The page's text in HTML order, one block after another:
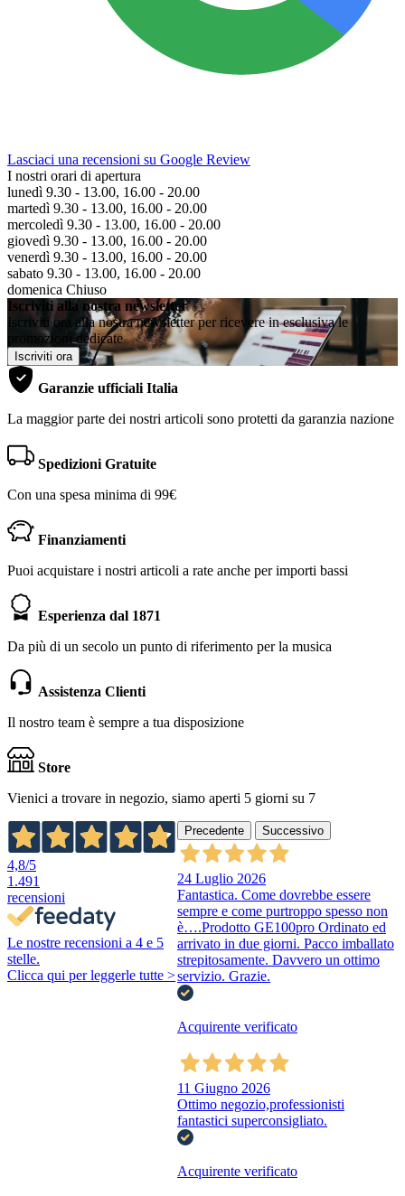
Lasciaci una recensioni su Google Review
I nostri orari di apertura
lunedì 9.30 - 13.00, 16.00 - 20.00
martedì 9.30 - 13.00, 16.00 - 20.00
mercoledì 9.30 - 13.00, 16.00 - 20.00
giovedì 9.30 - 13.00, 16.00 - 20.00
venerdì 9.30 - 13.00, 16.00 - 20.00
sabato 9.30 - 13.00, 16.00 - 20.00
domenica Chiuso
Iscriviti alla nostra newsletter
Iscriviti ora alla nostra newsletter per ricevere in esclusiva le
promozioni dedicate
Iscriviti ora
Garanzie ufficiali Italia
La maggior parte dei nostri articoli sono protetti da garanzia nazione
Spedizioni Gratuite
Con una spesa minima di 99€
Finanziamenti
Puoi acquistare i nostri articoli a rate anche per importi bassi
Esperienza dal 1871
Da più di un secolo un punto di riferimento per la musica
Assistenza Clienti
Il nostro team è sempre a tua disposizione
Store
Vienici a trovare in negozio, siamo aperti 5 giorni su 7
4,8/5
1.491
recensioni
Le nostre recensioni a 4 e 5
stelle.
Clicca qui per leggerle tutte >
Precedente Successivo
24 Luglio 2026
Fantastica. Come dovrebbe essere
sempre e come purtroppo spesso non
è….Prodotto GE100pro Ordinato ed
arrivato in due giorni. Pacco imballato
strepitosamente. Davvero un ottimo
servizio. Grazie.
Acquirente verificato
11 Giugno 2026
Ottimo negozio,professionisti
fantastici superconsigliato.
Acquirente verificato